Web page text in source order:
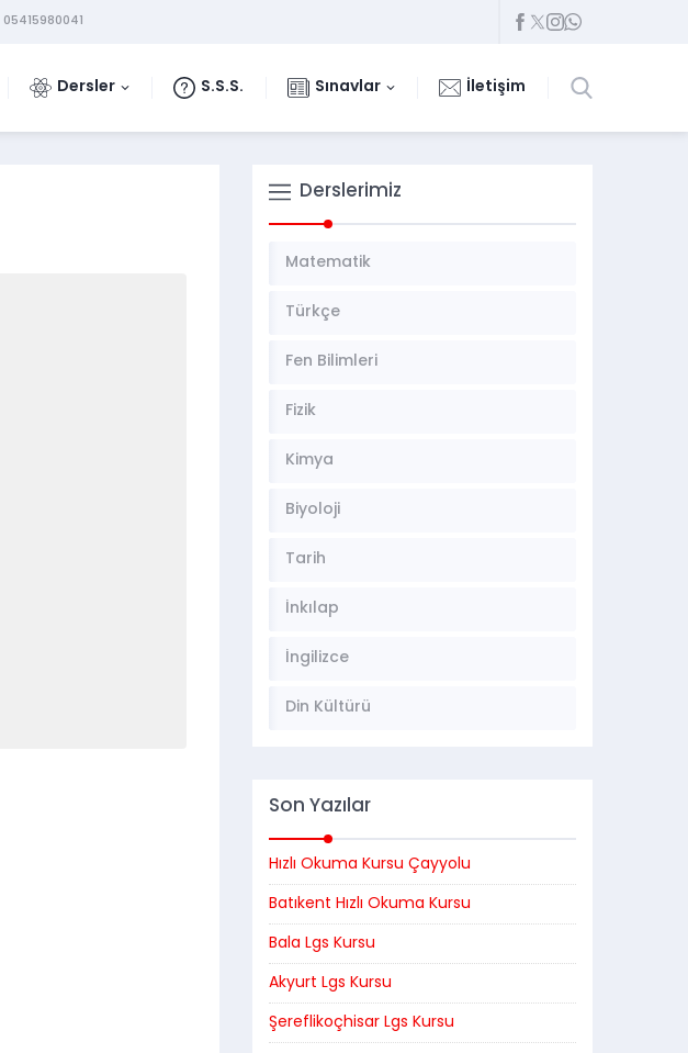
05415980041
Dersler S.S.S. Sınavlar İletişim
Derslerimiz
Matematik
Türkçe
Fen Bilimleri
Fizik
Kimya
Biyoloji
Tarih
İnkılap
İngilizce
Din Kültürü
Son Yazılar
Hızlı Okuma Kursu Çayyolu
Batıkent Hızlı Okuma Kursu
Bala Lgs Kursu
Akyurt Lgs Kursu
Şereflikoçhisar Lgs Kursu